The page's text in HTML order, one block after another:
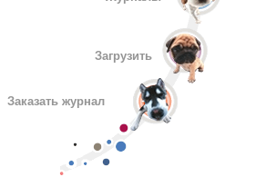
Загрузить
Заказать журнал